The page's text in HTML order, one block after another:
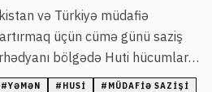
və Türkiyə müdafiə
üçün cümə günü saziş
bölgədə Huti hücumları
o cümlədən uşaq yaralanıb.
#YƏMƏN # HUSI # MÜDAFIƏ SAZIŞI